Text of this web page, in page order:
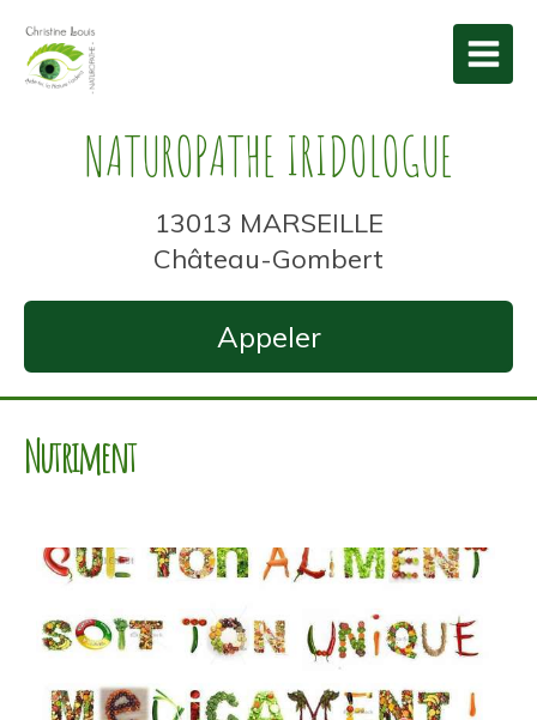
NATUROPATHE IRIDOLOGUE
13013 MARSEILLE
Château-Gombert
Appeler
Nutriment